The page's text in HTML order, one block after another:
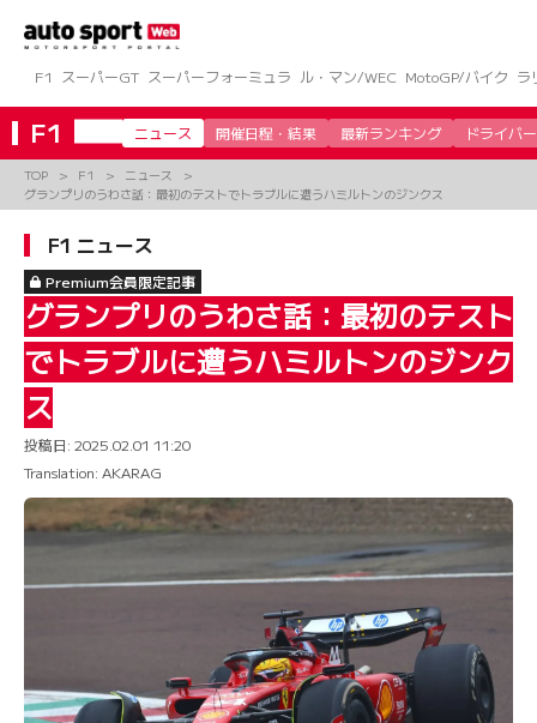
ツ
へ
ス
キ
プ
F1 スーパーGT スーパーフォーミュラ ル・マン/WEC MotoGP/バイク ラ
F1 ニュース 開催日程・結果 最新ランキング ドライバー
TOP F1
ニュース
グランプリのうわさ話：最初のテストでトラブルに遭うハミルトンのジンクス
F1 ニュース
Premium会員限定記事
グランプリのうわさ話：最初のテスト
でトラブルに遭うハミルトンのジンク
ス
投稿日: 2025.02.01 11:20
Translation: AKARAG